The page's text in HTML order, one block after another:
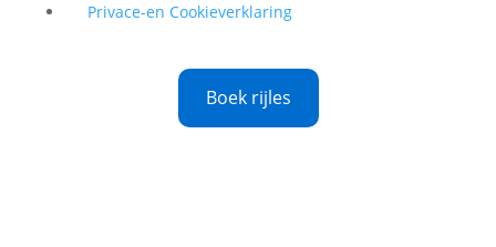
Privace-en Cookieverklaring
Boek rijles